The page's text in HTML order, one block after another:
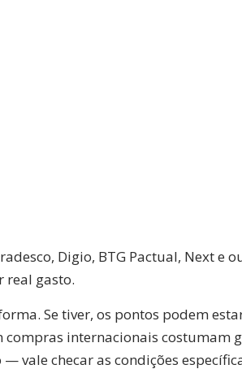
Digio, BTG Pactual, Next e
real gasto.
Se tiver, os pontos podem
internacionais costumam
vale checar as condições